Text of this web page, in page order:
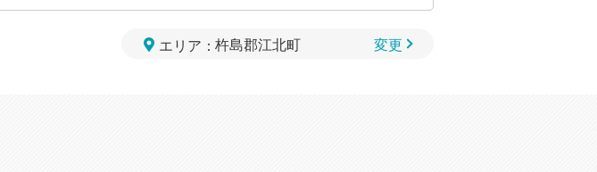
エリア： 変更